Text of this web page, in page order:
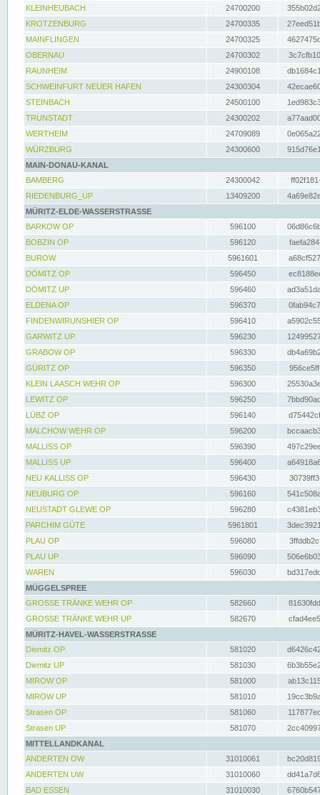
KLEINHEUBACH 24700200
KROTZENBURG
24700335
MAINFLINGEN
24700325
OBERNAU
24700302
RAUNHEIM
24900108
SCHWEINFURT NEUER HAFEN
24300304
STEINBACH
24500100
TRUNSTADT
24300202
WERTHEIM
24709089
WÜRZBURG
24300600
MAIN-DONAU-KANAL
BAMBERG
24300042
RIEDENBURG_UP
13409200
MÜRITZ-ELDE-WASSERSTRASSE
BARKOW OP
596100
BOBZIN OP
596120
BUROW
5961601
DÖMITZ OP
596450
DÖMITZ UP
596460
ELDENA OP
596370
FINDENWIRUNSHIER OP
596410
GARWITZ UP
596230
GRABOW OP
596330
GÜRITZ OP
596350
KLEIN LAASCH WEHR OP
596300
LEWITZ OP
596250
LÜBZ OP
596140
MALCHOW WEHR OP
596200
MALLISS OP
596390
MALLISS UP
596400
NEU KALLISS OP
596430
NEUBURG OP
596160
NEUSTADT GLEWE OP
596280
PARCHIM GÜTE
5961801
PLAU OP
596080
PLAU UP
596090
WAREN
596030
MÜGGELSPREE
GROSSE TRÄNKE WEHR OP
582660
GROSSE TRÄNKE WEHR UP
582670
MÜRITZ-HAVEL-WASSERSTRASSE
Diemitz OP
581020
Diemitz UP
581030
MIROW OP
581000
MIROW UP
581010
Strasen OP
581060
Strasen UP
581070
MITTELLANDKANAL
ANDERTEN OW
31010061
ANDERTEN UW
31010060
BAD ESSEN
31010030